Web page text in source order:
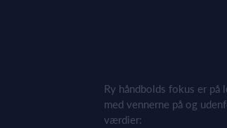
Ry håndbolds fokus er
med vennerne på og
værdier: